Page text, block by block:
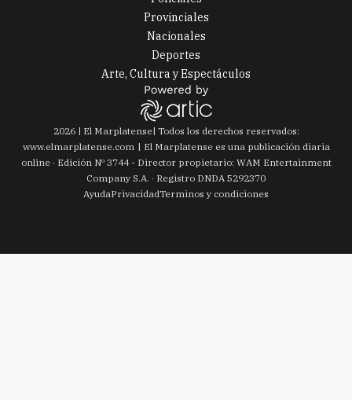
Provinciales
Nacionales
Deportes
Arte, Cultura y Espectáculos
2026| El Marplatense| Todos los derechos reservados:
www.elmarplatense.com
El Marplatense es una publicación diaria
online · Edición Nº 3744- Director propietario: WAM Entertainment
Company S.A. · Registro DNDA 5292370
AyudaPrivacidadTerminos y condiciones